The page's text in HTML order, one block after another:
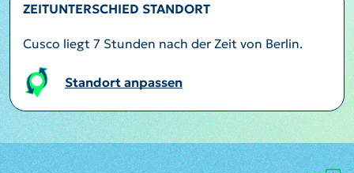
ZEITUNTERSCHIED STANDORT
Cusco liegt 7 Stunden nach der Zeit von Berlin.
Standort anpassen